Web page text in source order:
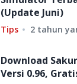
(Update Juni)
Tips 2 tahun
Download
Versi 0.96,